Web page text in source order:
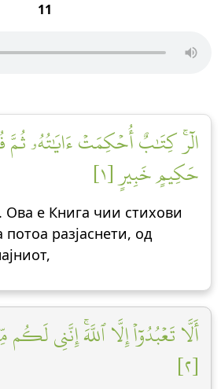
11
الٓرۚ كِتَٰبٌ أُحۡكِمَتۡ ءَايَٰتُهُۥ
حَكِيمٍ خَبِيرٍ [١]
Ова е Книга чии стихови
разјаснети, од
أَلَّا تَعۡبُدُوٓاْ إِلَّا ٱللَّهَۚ إِنَّنِي
[٢]